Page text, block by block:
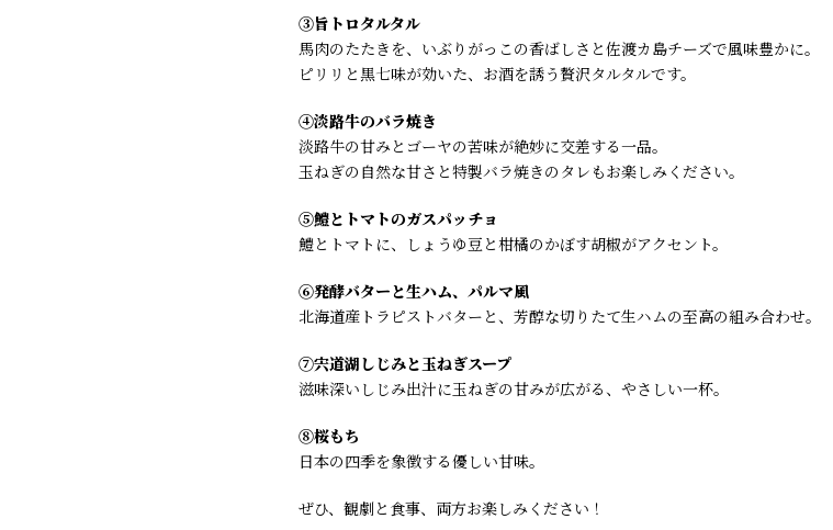
③旨トロタルタル
馬肉のたたきを、いぶりがっこの香ばしさと佐渡カ島チーズで風味豊かに。
ピリリと黒七味が効いた、お酒を誘う贅沢タルタルです。
④淡路牛のバラ焼き
淡路牛の甘みとゴーヤの苦味が絶妙に交差する一品。
玉ねぎの自然な甘さと特製バラ焼きのタレもお楽しみください。
⑤鱧とトマトのガスパッチョ
鱧とトマトに、しょうゆ豆と柑橘のかぼす胡椒がアクセント。
⑥発酵バターと生ハム、パルマ風
北海道産トラピストバターと、芳醇な切りたて生ハムの至高の組み合わせ。
⑦宍道湖しじみと玉ねぎスープ
滋味深いしじみ出汁に玉ねぎの甘みが広がる、やさしい一杯。
⑧桜もち
日本の四季を象徴する優しい甘味。
ぜひ、観劇と食事、両方お楽しみください！